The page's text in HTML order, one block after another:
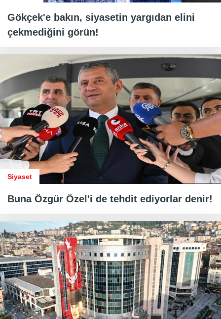
Gökçek'e bakın, siyasetin yargıdan elini
çekmediğini görün!
Siyaset
Buna Özgür Özel'i de tehdit ediyorlar denir!